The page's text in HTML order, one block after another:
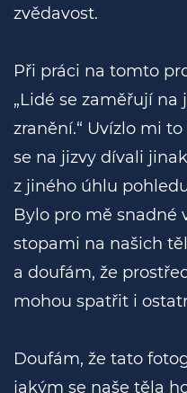
zvědavost.
Při práci na tomto
„Lidé se zaměřují
zranění.“ Uvízlo mi
se na jizvy dívali
z jiného úhlu
Bylo pro mě snadné
stopami na našich
a doufám, že
mohou spatřit i
Doufám, že tato
jakým se naše těla